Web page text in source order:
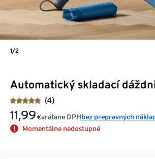
Automatický skladací
(4)
11,99 €vrátane DPHbez prepravných
Momentálne nedostupné
1/2